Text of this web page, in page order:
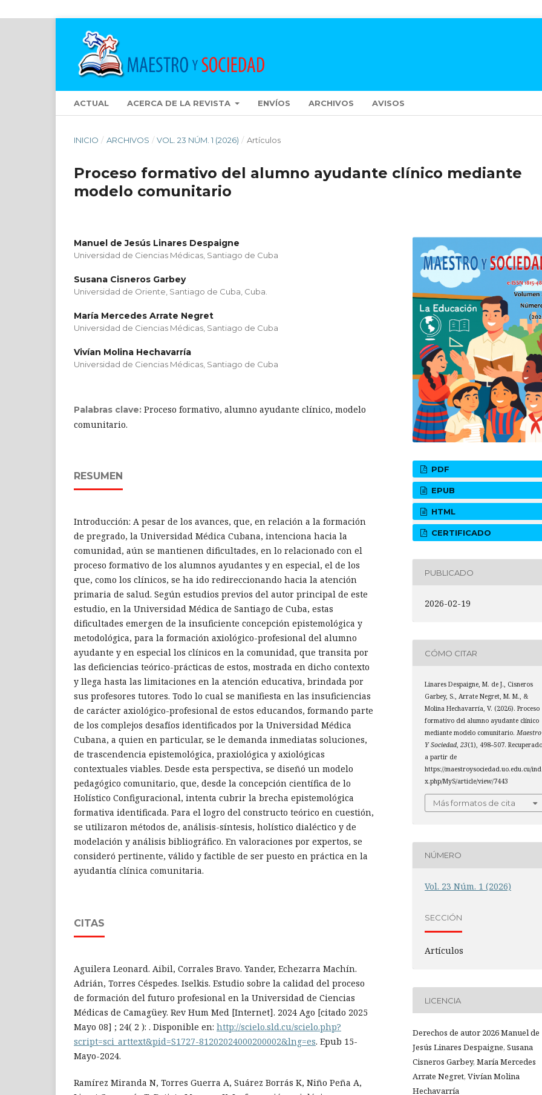
ACTUAL ACERCA DE LA REVISTA ENVÍOS ARCHIVOS AVISOS
INICIO / ARCHIVOS / VOL. 23 NÚM. 1 (2026) / Artículos
Proceso formativo del alumno ayudante clínico mediante
modelo comunitario
Manuel de Jesús Linares Despaigne
Universidad de Ciencias Médicas, Santiago de Cuba
Susana Cisneros Garbey
Universidad de Oriente, Santiago de Cuba, Cuba.
María Mercedes Arrate Negret
Universidad de Ciencias Médicas, Santiago de Cuba
Vivían Molina Hechavarría
Universidad de Ciencias Médicas, Santiago de Cuba
Palabras clave: Proceso formativo, alumno ayudante clínico, modelo
comunitario.
RESUMEN
Introducción: A pesar de los avances, que, en relación a la formación
de pregrado, la Universidad Médica Cubana, intenciona hacia la
comunidad, aún se mantienen dificultades, en lo relacionado con el
proceso formativo de los alumnos ayudantes y en especial, el de los
que, como los clínicos, se ha ido redireccionando hacia la atención
primaria de salud. Según estudios previos del autor principal de este
estudio, en la Universidad Médica de Santiago de Cuba, estas
dificultades emergen de la insuficiente concepción epistemológica y
metodológica, para la formación axiológico-profesional del alumno
ayudante y en especial los clínicos en la comunidad, que transita por
las deficiencias teórico-prácticas de estos, mostrada en dicho contexto
y llega hasta las limitaciones en la atención educativa, brindada por
sus profesores tutores. Todo lo cual se manifiesta en las insuficiencias
de carácter axiológico-profesional de estos educandos, formando parte
de los complejos desafíos identificados por la Universidad Médica
Cubana, a quien en particular, se le demanda inmediatas soluciones,
de trascendencia epistemológica, praxiológica y axiológicas
contextuales viables. Desde esta perspectiva, se diseñó un modelo
pedagógico comunitario, que, desde la concepción científica de lo
Holístico Configuracional, intenta cubrir la brecha epistemológica
formativa identificada. Para el logro del constructo teórico en cuestión,
se utilizaron métodos de, análisis-síntesis, holístico dialéctico y de
modelación y análisis bibliográfico. En valoraciones por expertos, se
consideró pertinente, válido y factible de ser puesto en práctica en la
ayudantía clínica comunitaria.
CITAS
Aguilera Leonard. Aibil, Corrales Bravo. Yander, Echezarra Machín.
Adrián, Torres Céspedes. Iselkis. Estudio sobre la calidad del proceso
de formación del futuro profesional en la Universidad de Ciencias
Médicas de Camagüey. Rev Hum Med [Internet]. 2024 Ago [citado 2025
Mayo 08] ; 24( 2 ): . Disponible en: http://scielo.sld.cu/scielo.php?
script=sci_arttext&pid=S1727-81202024000200002&lng=es. Epub 15-
Mayo-2024.
Ramírez Miranda N, Torres Guerra A, Suárez Borrás K, Niño Peña A,
PDF
EPUB
HTML
CERTIFICADO
PUBLICADO
2026-02-19
CÓMO CITAR
Linares Despaigne, M. de J., Cisneros
Garbey, S., Arrate Negret, M. M., &
Molina Hechavarría, V. (2026). Proceso
formativo del alumno ayudante clínico
mediante modelo comunitario.Maestro
Y Sociedad,23(1), 498–507.
a partir de
https://maestroysociedad.uo.edu.cu/
x.php/MyS/article/view/7443
Más formatos de cita
NÚMERO
Vol. 23 Núm. 1 (2026)
SECCIÓN
Artículos
LICENCIA
Derechos de autor 2026 Manuel de
Jesús Linares Despaigne, Susana
Cisneros Garbey, María Mercedes
Arrate Negret, Vivían Molina
Hechavarría